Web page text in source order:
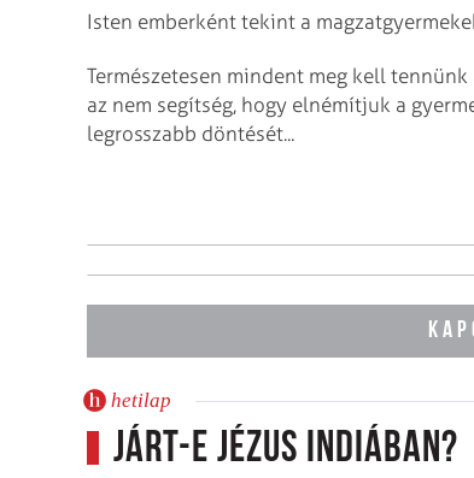
Isten emberként tekint a
Természetesen mindent meg kell
az nem segítség, hogy elnémítjuk a
legrosszabb döntését...
hetilap
Járt-e Jézus Indiában?